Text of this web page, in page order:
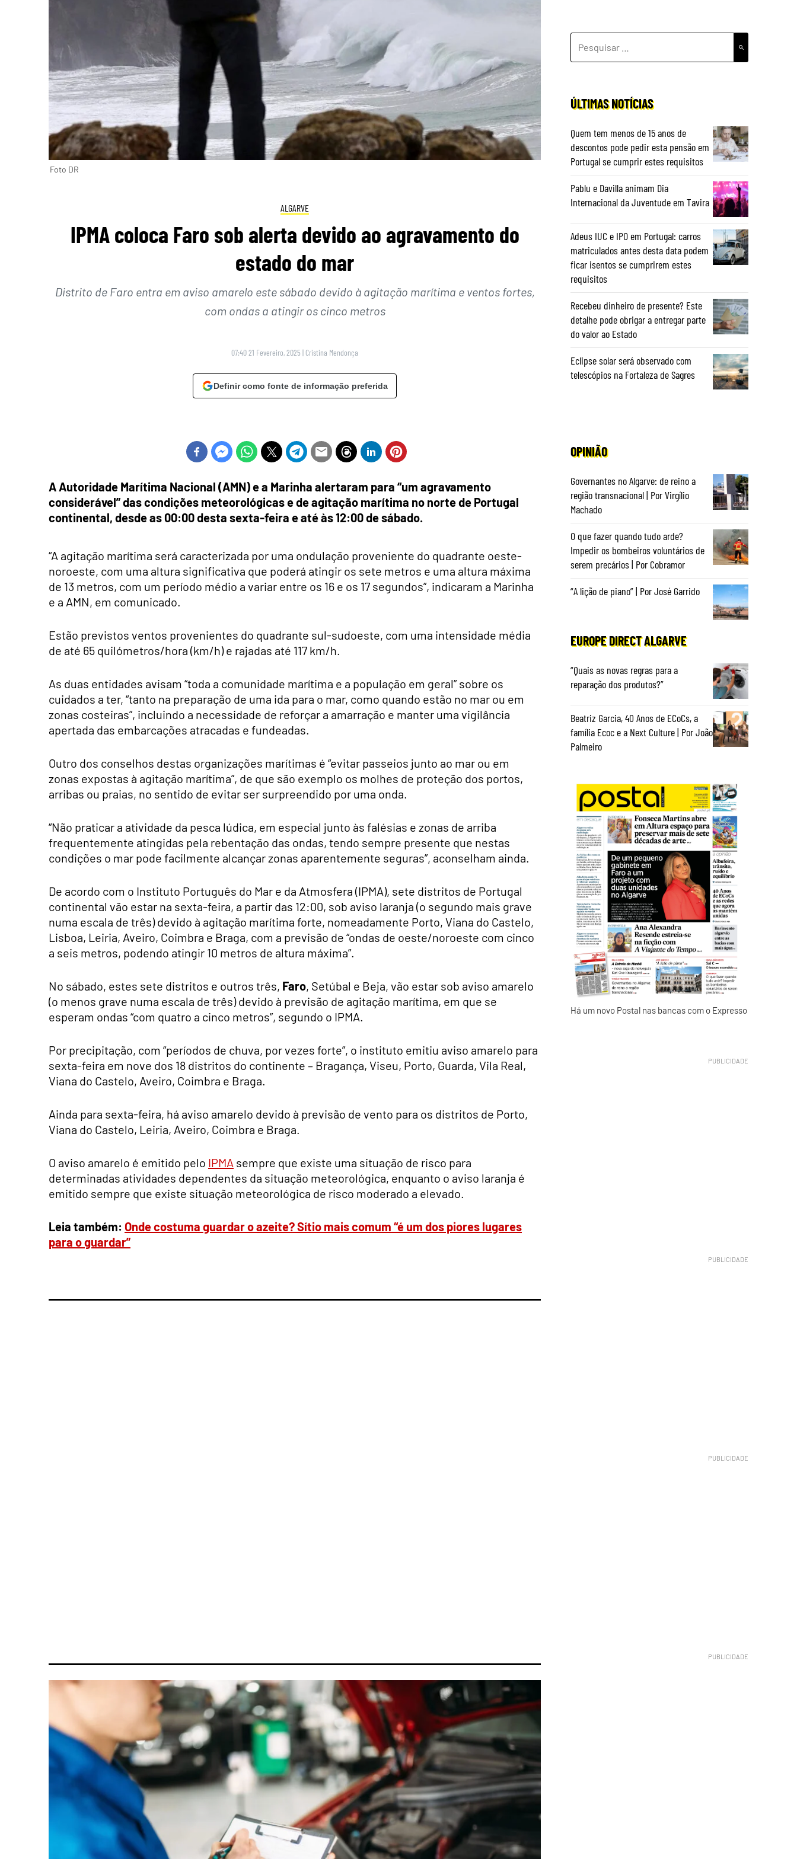
Foto DR
ALGARVE
IPMA coloca Faro sob alerta devido ao agravamento do
estado do mar
Distrito de Faro entra em aviso amarelo este sábado devido à agitação marítima e ventos fortes,
com ondas a atingir os cinco metros
07:40 21 Fevereiro, 2025 | Cristina Mendonça
Definir como fonte de informação preferida
A Autoridade Marítima Nacional (AMN) e a Marinha alertaram para “um agravamento
considerável” das condições meteorológicas e de agitação marítima no norte de Portugal
continental, desde as 00:00 desta sexta-feira e até às 12:00 de sábado.
“A agitação marítima será caracterizada por uma ondulação proveniente do quadrante oeste-
noroeste, com uma altura significativa que poderá atingir os sete metros e uma altura máxima
de 13 metros, com um período médio a variar entre os 16 e os 17 segundos”, indicaram a Marinha
e a AMN, em comunicado.
Estão previstos ventos provenientes do quadrante sul-sudoeste, com uma intensidade média
de até 65 quilómetros/hora (km/h) e rajadas até 117 km/h.
As duas entidades avisam “toda a comunidade marítima e a população em geral” sobre os
cuidados a ter, “tanto na preparação de uma ida para o mar, como quando estão no mar ou em
zonas costeiras”, incluindo a necessidade de reforçar a amarração e manter uma vigilância
apertada das embarcações atracadas e fundeadas.
Outro dos conselhos destas organizações marítimas é “evitar passeios junto ao mar ou em
zonas expostas à agitação marítima”, de que são exemplo os molhes de proteção dos portos,
arribas ou praias, no sentido de evitar ser surpreendido por uma onda.
“Não praticar a atividade da pesca lúdica, em especial junto às falésias e zonas de arriba
frequentemente atingidas pela rebentação das ondas, tendo sempre presente que nestas
condições o mar pode facilmente alcançar zonas aparentemente seguras”, aconselham ainda.
De acordo com o Instituto Português do Mar e da Atmosfera (IPMA), sete distritos de Portugal
continental vão estar na sexta-feira, a partir das 12:00, sob aviso laranja (o segundo mais grave
numa escala de três) devido à agitação marítima forte, nomeadamente Porto, Viana do Castelo,
Lisboa, Leiria, Aveiro, Coimbra e Braga, com a previsão de “ondas de oeste/noroeste com cinco
a seis metros, podendo atingir 10 metros de altura máxima”.
No sábado, estes sete distritos e outros três, Faro, Setúbal e Beja, vão estar sob aviso amarelo
(o menos grave numa escala de três) devido à previsão de agitação marítima, em que se
esperam ondas “com quatro a cinco metros”, segundo o IPMA.
Por precipitação, com “períodos de chuva, por vezes forte”, o instituto emitiu aviso amarelo para
sexta-feira em nove dos 18 distritos do continente – Bragança, Viseu, Porto, Guarda, Vila Real,
Viana do Castelo, Aveiro, Coimbra e Braga.
Ainda para sexta-feira, há aviso amarelo devido à previsão de vento para os distritos de Porto,
Viana do Castelo, Leiria, Aveiro, Coimbra e Braga.
O aviso amarelo é emitido pelo IPMA sempre que existe uma situação de risco para
determinadas atividades dependentes da situação meteorológica, enquanto o aviso laranja é
emitido sempre que existe situação meteorológica de risco moderado a elevado.
Leia também: Onde costuma guardar o azeite? Sítio mais comum “é um dos piores lugares
para o guardar”
POR:
ÚLTIMAS NOTÍCIAS
Quem tem menos de 15 anos de
descontos pode pedir esta pensão em
Portugal se cumprir estes requisitos
Pablu e Davilla animam Dia
Internacional da Juventude em Tavira
Adeus IUC e IPO em Portugal: carros
matriculados antes desta data podem
ficar isentos se cumprirem estes
requisitos
Recebeu dinheiro de presente? Este
detalhe pode obrigar a entregar parte
do valor ao Estado
Eclipse solar será observado com
telescópios na Fortaleza de Sagres
OPINIÃO
Governantes no Algarve: de reino a
região transnacional | Por Virgílio
Machado
O que fazer quando tudo arde?
Impedir os bombeiros voluntários de
serem precários | Por Cobramor
“A lição de piano” | Por José Garrido
EUROPE DIRECT ALGARVE
“Quais as novas regras para a
reparação dos produtos?”
Beatriz Garcia, 40 Anos de ECoCs, a
família Ecoc e a Next Culture | Por João
Palmeiro
Há um novo Postal nas bancas com o Expresso